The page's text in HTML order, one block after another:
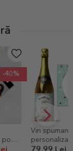
-40%
poză
Vin spumant
personalizat
de naștere -